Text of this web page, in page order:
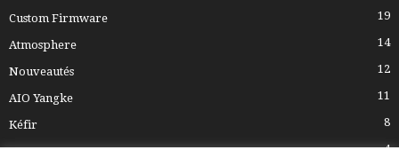
Custom Firmware 19
Atmosphere 14
Nouveautés 12
AIO Yangke 11
Kéfir 8